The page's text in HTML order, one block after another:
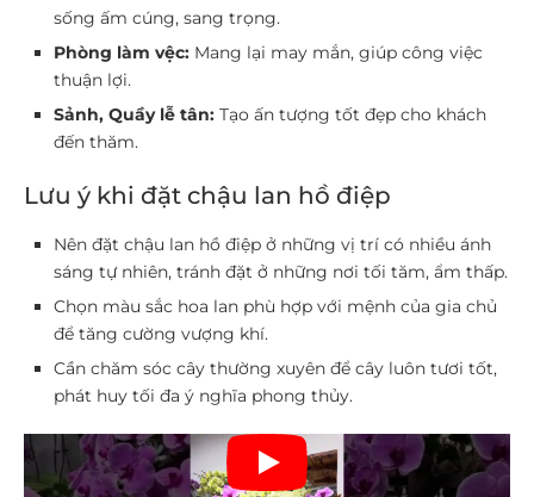
sống ấm cúng, sang trọng.
Phòng làm vệc: Mang lại may mắn, giúp công việc
thuận lợi.
Sảnh, Quầy lễ tân: Tạo ấn tượng tốt đẹp cho khách
đến thăm.
Lưu ý khi đặt chậu lan hồ điệp
Nên đặt chậu lan hồ điệp ở những vị trí có nhiều ánh
sáng tự nhiên, tránh đặt ở những nơi tối tăm, ẩm thấp.
Chọn màu sắc hoa lan phù hợp với mệnh của gia chủ
để tăng cường vượng khí.
Cần chăm sóc cây thường xuyên để cây luôn tươi tốt,
phát huy tối đa ý nghĩa phong thủy.